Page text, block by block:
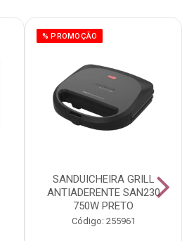
% PROMOÇÃO
SANDUICHEIRA GRILL
ANTIADERENTE SAN230
750W PRETO
Código: 255961